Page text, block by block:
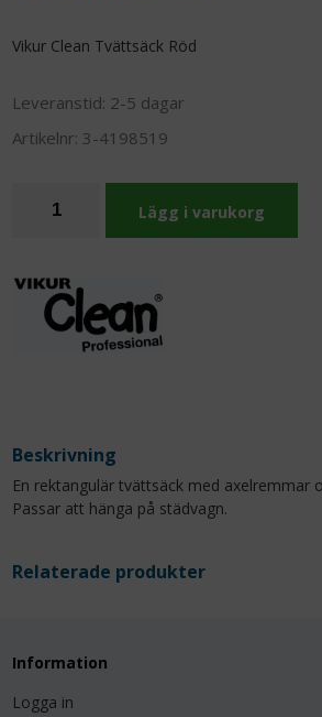
Vikur Clean Tvättsäck Röd
Leveranstid: 2-5 dagar
Artikelnr: 3-4198519
Lägg i varukorg
Beskrivning
En rektangulär tvättsäck med axelremmar
Passar att hänga på städvagn.
Relaterade produkter
Information
Logga in